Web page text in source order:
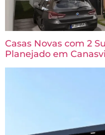
Casas Novas com 2
Planejado em